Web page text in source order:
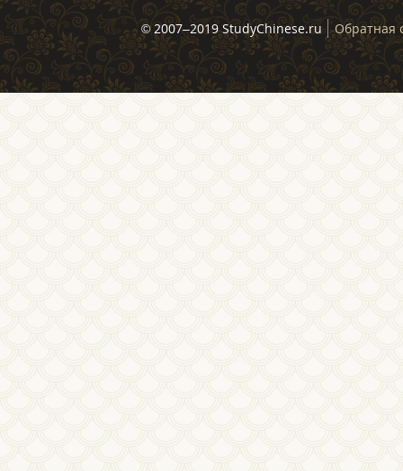
© 2007–2019 StudyChinese.ru Обратная